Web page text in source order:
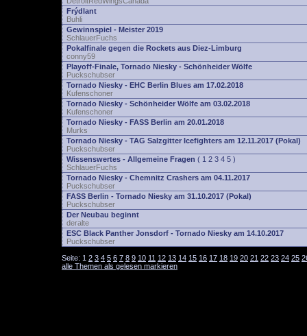
Frýdlant
Buhli
Gewinnspiel - Meister 2019
SchlauerFuchs
Pokalfinale gegen die Rockets aus Diez-Limburg
conny59
Playoff-Finale, Tornado Niesky - Schönheider Wölfe
Puckschubser
Tornado Niesky - EHC Berlin Blues am 17.02.2018
Kufenschoner
Tornado Niesky - Schönheider Wölfe am 03.02.2018
Kufenschoner
Tornado Niesky - FASS Berlin am 20.01.2018
Murks
Tornado Niesky - TAG Salzgitter Icefighters am 12.11.2017 (Pokal)
Puckschubser
Wissenswertes - Allgemeine Fragen ( 1 2 3 4 5 )
SchlauerFuchs
Tornado Niesky - Chemnitz Crashers am 04.11.2017
Puckschubser
FASS Berlin - Tornado Niesky am 31.10.2017 (Pokal)
Puckschubser
Der Neubau beginnt
deralte
ESC Black Panther Jonsdorf - Tornado Niesky am 14.10.2017
Puckschubser
Seite: 1 2 3 4 5 6 7 8 9 10 11 12 13 14 15 16 17 18 19 20 21 22 23 24 25
alle Themen als gelesen markieren